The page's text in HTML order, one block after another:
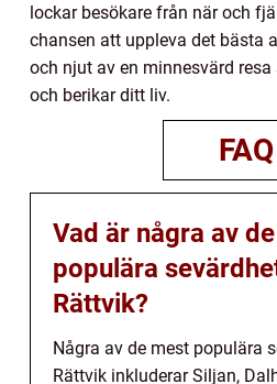
lockar besökare från när och
chansen att uppleva det bästa
och njut av en minnesvärd
och berikar ditt liv.
FAQ
Vad är några av
populära
Rättvik?
Några av de mest populära
Rättvik inkluderar Siljan,